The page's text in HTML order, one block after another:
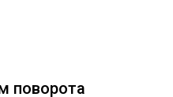
поворота